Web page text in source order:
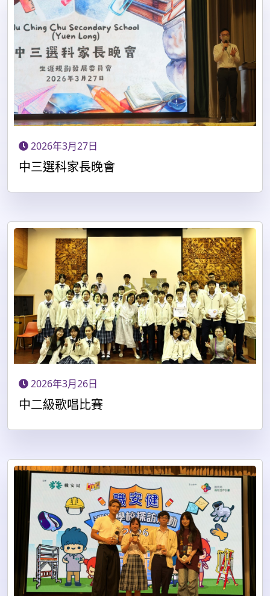
2026年3月27日
中三選科家長晚會
2026年3月26日
中二級歌唱比賽